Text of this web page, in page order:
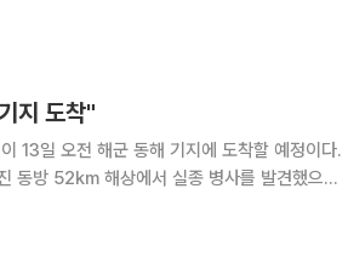
수권자인 도널드
지 도착"
13일 오전 해군 동해 기지에 도착할 예정이다.
동방 52km 해상에서 실종 병사를 발견했으며